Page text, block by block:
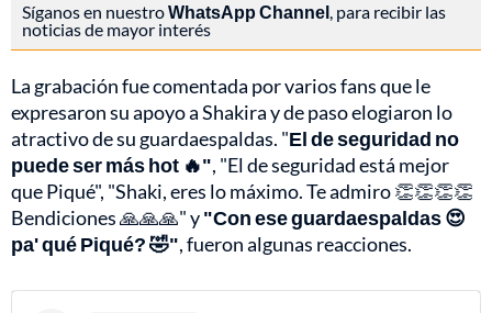
Síganos en nuestroWhatsApp Channel, para recibir las
noticias de mayor interés
La grabación fue comentada por varios fans que le
expresaron su apoyo a Shakira y de paso elogiaron lo
atractivo de su guardaespaldas. "El de seguridad no
puede ser más hot 🔥", "El de seguridad está mejor
que Piqué", "Shaki, eres lo máximo. Te admiro 👏👏👏👏
Bendiciones 🙏🙏🙏" y"Con ese guardaespaldas 😍
pa' qué Piqué? 🤣", fueron algunas reacciones.